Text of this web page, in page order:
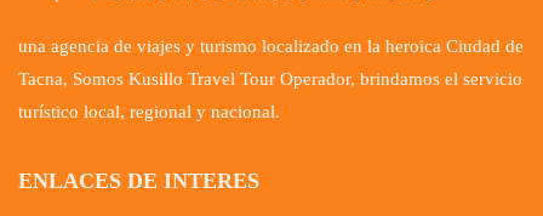
una agencia de viajes y turismo localizado en la heroica Ciudad de
Tacna, Somos Kusillo Travel Tour Operador, brindamos el servicio
turístico local, regional y nacional.
ENLACES DE INTERES